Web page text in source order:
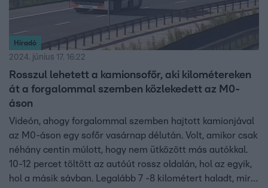
Híradó
2024. június 17. 16:22
Rosszul lehetett a kamionsofőr, aki kilométereken
át a forgalommal szemben közlekedett az M0-
áson
Videón, ahogy forgalommal szemben hajtott kamionjával
az M0-áson egy sofőr vasárnap délután. Volt, amikor csak
néhány centin múlott, hogy nem ütközött más autókkal.
10-12 percet töltött az autóút rossz oldalán, hol az egyik,
hol a másik sávban. Legalább 7 -8 kilométert haladt, mire